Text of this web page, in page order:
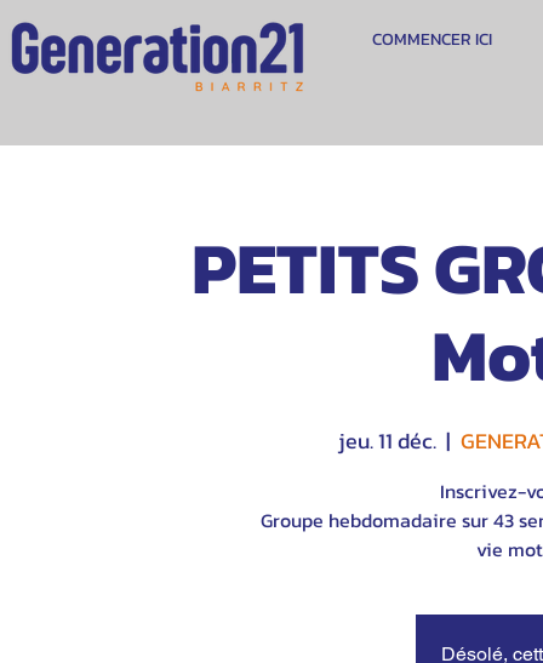
COMMENCER ICI
PETITS
jeu. 11 déc.
  |
Inscrivez-
Groupe hebdomadaire sur 43
vie
Désolé,